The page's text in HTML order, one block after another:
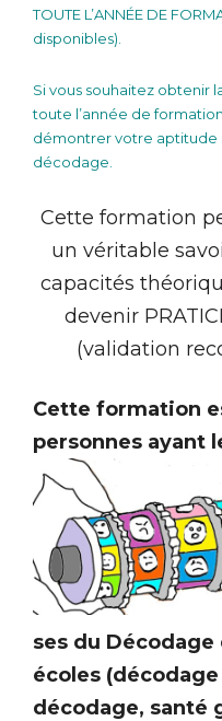
TOUTE L’ANNÉE DE
disponibles).
Si vous souhaitez obtenir
toute l’année de
démontrer votre aptitude
décodage.
Cette formation
un véritable
capacités
devenir
(validation
Cette formation
personnes ayant
ses du
écoles
décodage, santé